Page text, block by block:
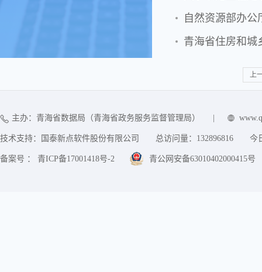
自然资源部办
上
主办：青海省数据局（青海省政务服务监督管理局）
技术支持：国泰新点软件股份有限公司 总访问量： 132896816 今
备案号 ： 青ICP备17001418号-2 青公网安备63010402000415号